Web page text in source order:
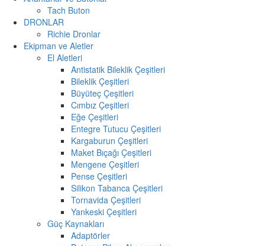
Tach Buton
DRONLAR
Richie Dronlar
Ekipman ve Aletler
El Aletleri
Antistatik Bileklik Çeşitleri
Bileklik Çeşitleri
Büyüteç Çeşitleri
Cımbız Çeşitleri
Eğe Çeşitleri
Entegre Tutucu Çeşitleri
Kargaburun Çeşitleri
Maket Bıçağı Çeşitleri
Mengene Çeşitleri
Pense Çeşitleri
Silikon Tabanca Çeşitleri
Tornavida Çeşitleri
Yankeski Çeşitleri
Güç Kaynakları
Adaptörler